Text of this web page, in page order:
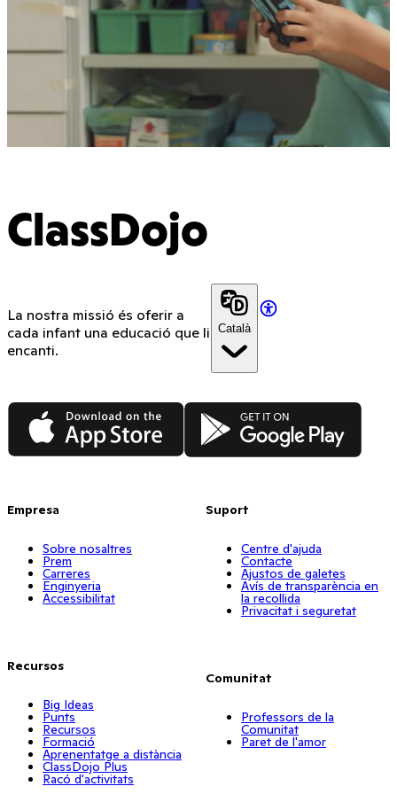
ClassDojo
La nostra missió és oferir a
cada infant una educació que li
encanti.
Català
App Store Google Play
Empresa
Sobre nosaltres
Prem
Carreres
Enginyeria
Accessibilitat
Recursos
Big Ideas
Punts
Recursos
Formació
Aprenentatge a distància
ClassDojo Plus
Racó d'activitats
Suport
Centre d'ajuda
Contacte
Ajustos de galetes
Avís de transparència en
la recollida
Privacitat i seguretat
Comunitat
Professors de la
Comunitat
Paret de l'amor